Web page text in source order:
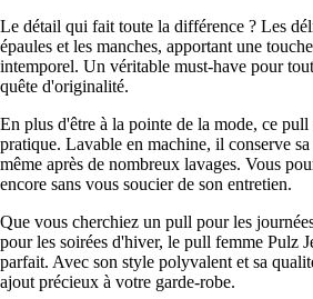
Le détail qui fait toute la différence ? Les
épaules et les manches, apportant une
intemporel. Un véritable must-have pour
quête d'originalité.
En plus d'être à la pointe de la mode, ce pull
pratique. Lavable en machine, il conserve
même après de nombreux lavages. Vous
encore sans vous soucier de son entretien.
Que vous cherchiez un pull pour les
pour les soirées d'hiver, le pull femme Pulz
parfait. Avec son style polyvalent et sa
ajout précieux à votre garde-robe.